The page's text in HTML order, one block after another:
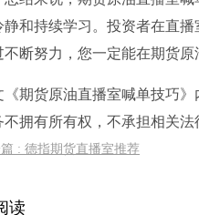
静和持续学习。投资者在直
不断努力，您一定能在期货原
《期货原油直播室喊单技巧
不拥有所有权，不承担相关法
: 德指期货直播室推荐
读